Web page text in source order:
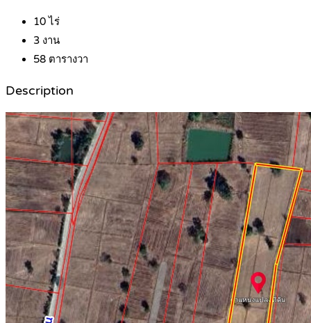
10ไร่
3 งาน
58 ตารางวา
Description